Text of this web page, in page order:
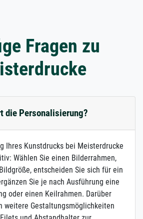
Fragen zu
die Personalisierung?
Ihres Kunstdrucks bei Meisterdrucke
Wählen Sie einen Bilderrahmen,
entscheiden Sie sich für ein
Sie je nach Ausführung eine
oder einen Keilrahmen. Darüber
weitere Gestaltungsmöglichkeiten